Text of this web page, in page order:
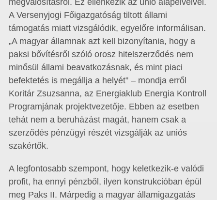
megvalósításról. Ez ellenkezik az unió alapelveivel.
A Versenyjogi Főigazgatóság tiltott állami
támogatás miatt vizsgálódik, egyelőre informálisan.
„A magyar államnak azt kell bizonyítania, hogy a
paksi bővítésről szóló orosz hitelszerződés nem
minősül állami beavatkozásnak, és mint piaci
befektetés is megállja a helyét” – mondja erről
Koritár Zsuzsanna, az Energiaklub Energia Kontroll
Programjának projektvezetője. Ebben az esetben
tehát nem a beruházást magát, hanem csak a
szerződés pénzügyi részét vizsgálják az uniós
szakértők.
A legfontosabb szempont, hogy keletkezik-e valódi
profit, ha ennyi pénzből, ilyen konstrukcióban épül
meg Paks II. Márpedig a magyar államigazgatás